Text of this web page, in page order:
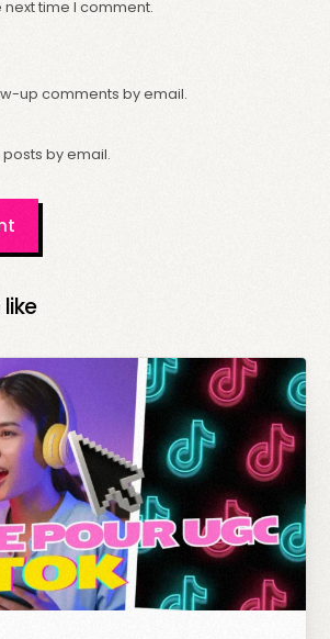
time I comment.
up comments by email.
by email.